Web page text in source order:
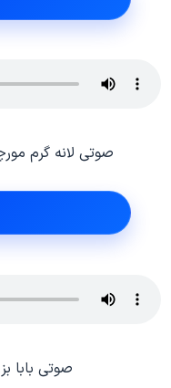
صوتی لانه گرم
صوتی بابا